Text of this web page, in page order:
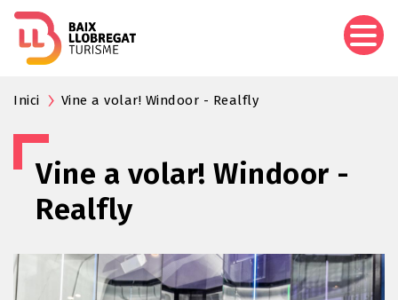
Inici Vine a volar! Windoor - Realfly
Vine a volar! Windoor -
Realfly